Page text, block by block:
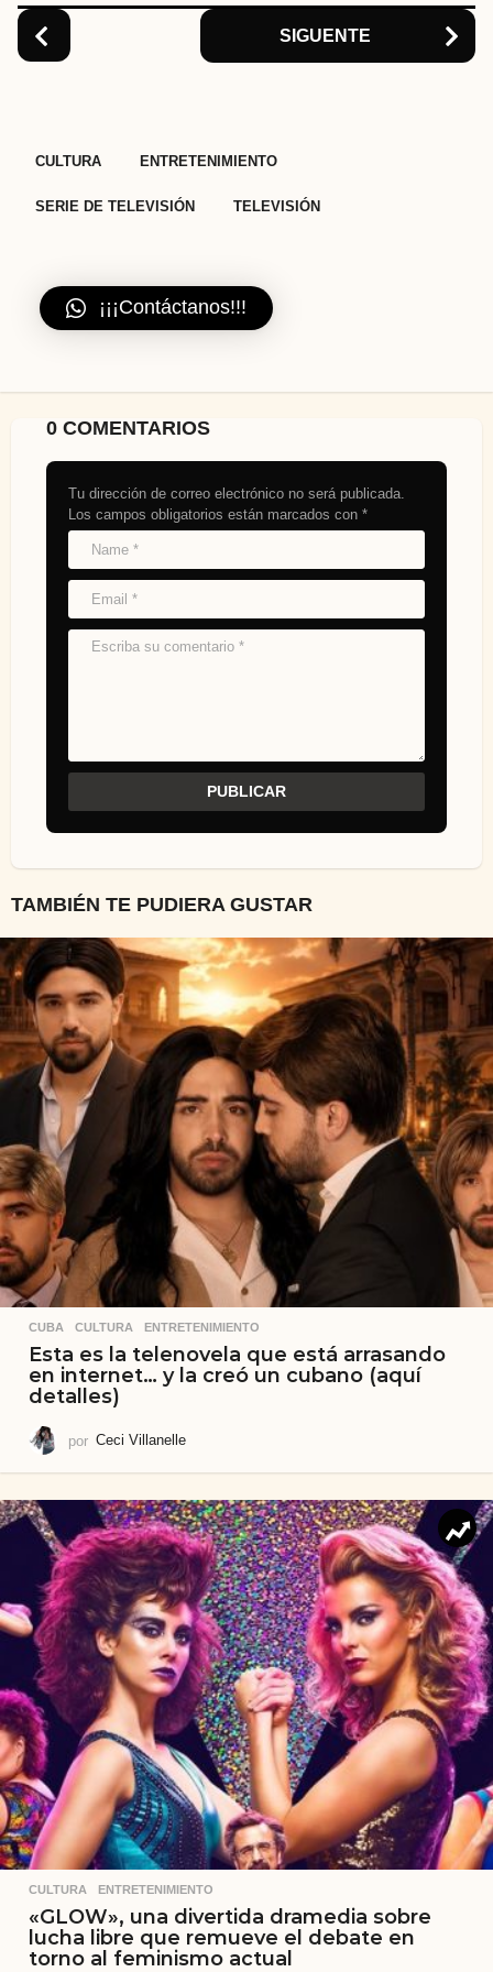
n
SIGUENTE
CULTURA ENTRETENIMIENTO
SERIE DE TELEVISIÓN TELEVISIÓN
¡¡¡Contáctanos!!!
0 COMENTARIOS
Tu dirección de correo electrónico no será publicada.
Los campos obligatorios están marcados con *
TAMBIÉN TE PUDIERA GUSTAR
CUBA ,CULTURA ,ENTRETENIMIENTO
Esta es la telenovela que está arrasando
en internet… y la creó un cubano (aquí
detalles)
por Ceci Villanelle
CULTURA ,ENTRETENIMIENTO
«GLOW», una divertida dramedia sobre
lucha libre que remueve el debate en
torno al feminismo actual